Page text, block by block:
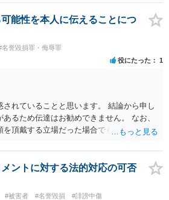
認められるのはごく一部です。 ５事案の詳
損害金の発生なども確認するとよいでしょ
化して、直接連絡を避けることも方法の一
能性を本人に伝えることにつ
名誉毀損罪・侮辱罪
役にたった 1
れていることと思います。 結論から申し
あるため伝達はお勧めできません。 なお、
を頂戴する立場だった場合でも、女性の夫
男性に伝達することは、事実上、妻が不倫
同じ効果をもちます。もちろん不倫はよく
の方（とりわけ、女性にとって最も知られ
事実上であれ伝えることは別の法的問題
ントに対する法的対応の可否
#被害者 #名誉毀損 #誹謗中傷